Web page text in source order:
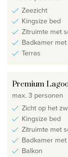
Zeezicht
Kingsize bed
Zitruimte met
Badkamer
Terras
Premium
max. 3 personen
Zicht op het
Kingsize bed
Zitruimte met
Badkamer
Balkon